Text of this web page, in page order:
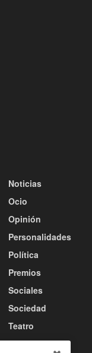
Noticias
Ocio
Opinión
Personalidades
Política
Premios
Sociales
Sociedad
Teatro
Tecnología